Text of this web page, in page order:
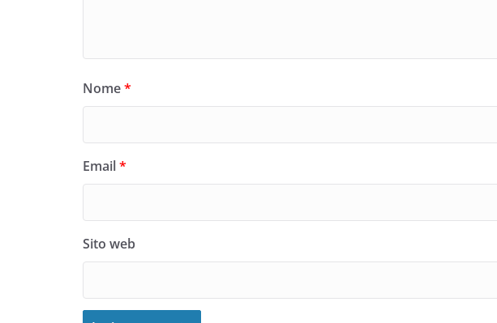
Nome*
Email*
Sito web